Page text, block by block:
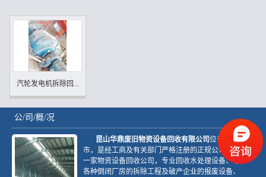
汽轮发电机拆除回...
公/司/概/况
昆山华鼎废旧物资设备回收有限公司位于昆山
市，是经工商及有关部门严格注册的正规公司。是
一家物资设备回收公司，专业回收水处理设备、等
各种倒闭厂房的拆除工程及破产企业的报废设备、